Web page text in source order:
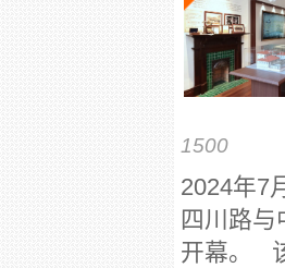
1500
2024年7
四川路与
开幕。